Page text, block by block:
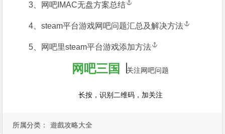
所属分类： 遊戲攻略大全
3、 网吧IMAC无盘方案总结
4、steam平台游戏网吧问题汇总及解决方法
5、 网吧里steam平台游戏添加方法
网吧三国 关注网吧问题
长按，识别二维码，加关注